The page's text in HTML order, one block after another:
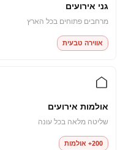
גני אירועים
מרחבים פתוחים בכל הארץ
אווירה טבעית
אולמות אירועים
שליטה מלאה בכל עונה
200+ אולמות